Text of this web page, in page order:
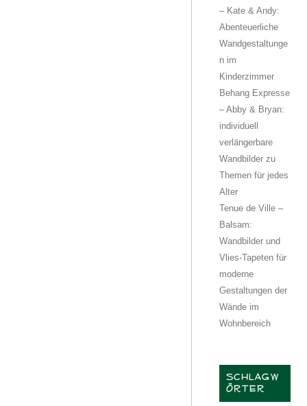
– Kate & Andy:
Abenteuerliche
Wandgestaltunge
n im
Kinderzimmer
Behang Expresse
– Abby & Bryan:
individuell
verlängerbare
Wandbilder zu
Themen für jedes
Alter
Tenue de Ville –
Balsam:
Wandbilder und
Vlies-Tapeten für
moderne
Gestaltungen der
Wände im
Wohnbereich
SCHLAGW
ÖRTER